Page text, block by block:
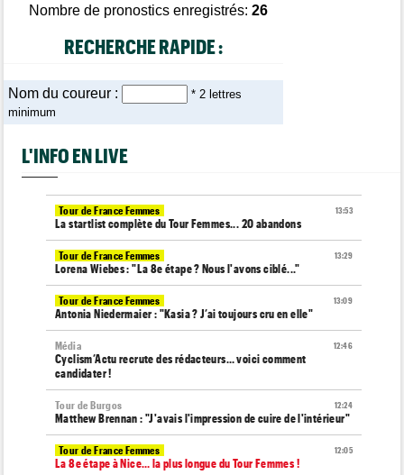
Nombre de pronostics enregistrés: 26
RECHERCHE RAPIDE :
Nom du coureur :
* 2 lettres
minimum
L'INFO EN LIVE
13:53
Tour de France Femmes
La startlist complète du Tour Femmes... 20 abandons
13:29
Tour de France Femmes
Lorena Wiebes : "La 8e étape ? Nous l'avons ciblé..."
13:09
Tour de France Femmes
Antonia Niedermaier : "Kasia ? J’ai toujours cru en elle"
12:46
Média
Cyclism’Actu recrute des rédacteurs… voici comment
candidater !
12:24
Tour de Burgos
Matthew Brennan : "J'avais l'impression de cuire de l'intérieur"
12:05
Tour de France Femmes
La 8e étape à Nice… la plus longue du Tour Femmes !